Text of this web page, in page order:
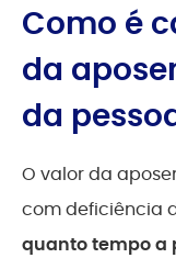
Como é
da
da
O valor da
com deficiência
quanto tempo a